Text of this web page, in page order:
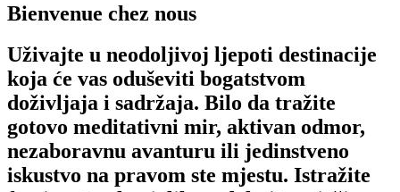
Bienvenue chez nous
Uživajte u neodoljivoj ljepoti destinacije
koja će vas oduševiti bogatstvom
doživljaja i sadržaja. Bilo da tražite
gotovo meditativni mir, aktivan odmor,
nezaboravnu avanturu ili jedinstveno
iskustvo na pravom ste mjestu. Istražite